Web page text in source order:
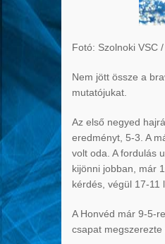
Fotó: Szolnoki VSC
Nem jött össze a
mutatójukat.
Az első negyed
eredményt, 5-3. A
volt oda. A fordulás
kijönni jobban, már
kérdés, végül 17-11
A Honvéd már 9-5-
csapat megszerezte